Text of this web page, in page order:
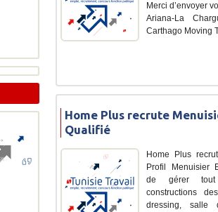
Merci d’envoyer
Ariana-La
Carthago Moving
Home Plus recrute
Qualifié
Home Plus
Profil Menuisier
de gérer
constructions
dressing,